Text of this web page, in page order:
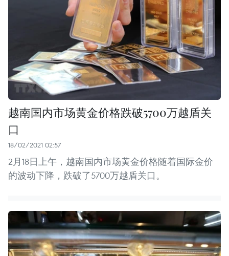
越南国内市场黄金价格跌破5700万越盾关
口
18/02/2021 02:57
2月18日上午，越南国内市场黄金价格随着国际金价
的波动下降，跌破了5700万越盾关口。